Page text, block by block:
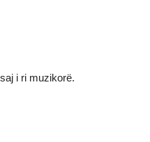
i ri muzikorë.